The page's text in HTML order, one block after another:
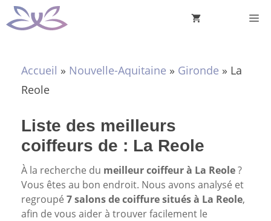
Aller
au
Accueil » Nouvelle-Aquitaine » Gironde » La
Reole
Liste des meilleurs
coiffeurs de : La Reole
À la recherche du meilleur coiffeur à La Reole?
Vous êtes au bon endroit. Nous avons analysé et
regroupé 7 salons de coiffure situés à La Reole,
afin de vous aider à trouver facilement le